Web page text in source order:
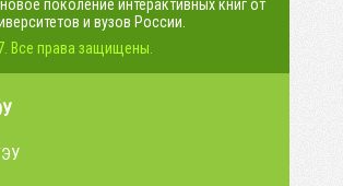
поколение интерактивных книг от
и вузов России.
Все права защищены.